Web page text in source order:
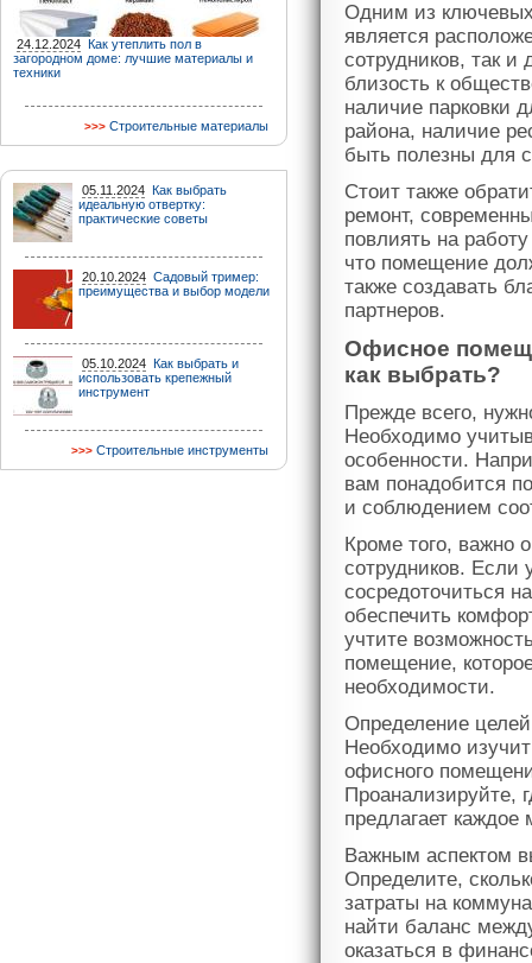
24.12.2024 Как утеплить пол в
загородном доме: лучшие материалы и
техники
Строительные материалы
05.11.2024 Как выбрать
идеальную отвертку:
практические советы
20.10.2024 Садовый тример:
преимущества и выбор модели
05.10.2024 Как выбрать и
использовать крепежный
инструмент
Строительные инструменты
Одним из
является
сотрудников, так и
близость к
наличие парковки
района, наличие
быть полезны для
Стоит также
ремонт,
повлиять на
что помещение
также создавать
партнеров.
Офисное
как выбрать?
Прежде всего,
Необходимо
особенности.
вам понадобится
и соблюдением
Кроме того, важно
сотрудников. Если
сосредоточиться
обеспечить
учтите
помещение,
необходимости.
Определение
Необходимо
офисного
Проанализируйте,
предлагает
Важным аспектом
Определите,
затраты на
найти баланс
оказаться в